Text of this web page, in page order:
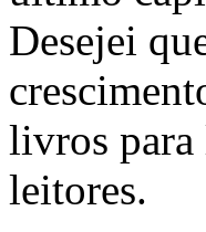
Desejei
livros para
leitores.